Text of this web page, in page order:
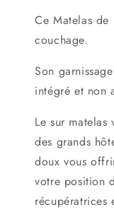
Ce Matelas de
couchage.
Son
intégré et non
Le sur
des grands
doux vous
votre position
récupératrices